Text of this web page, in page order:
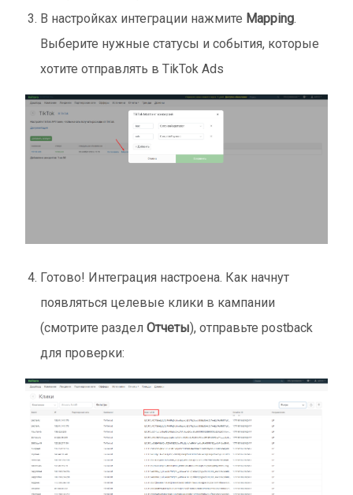
В настройках интеграции нажмите Mapping.
Выберите нужные статусы и события, которые
хотите отправлять в TikTok Ads
Готово! Интеграция настроена. Как начнут
появляться целевые клики в кампании
(смотрите разделОтчеты), отправьте postback
для проверки: